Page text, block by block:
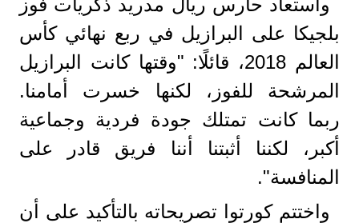
بلجيكا على البرازيل في ربع نهائي كأس
العالم 2018، قائلًا: "وقتها كانت البرازيل
المرشحة للفوز، لكنها خسرت أمامنا.
ربما كانت تمتلك جودة فردية وجماعية
أكبر، لكننا أثبتنا أننا فريق قادر على
المنافسة".
واختتم كورتوا تصريحاته بالتأكيد على أن